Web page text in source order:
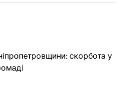
скорбота у